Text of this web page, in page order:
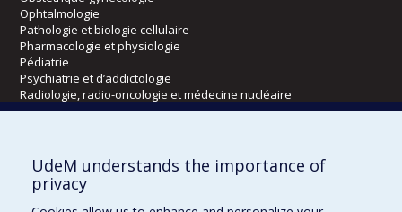
Ophtalmologie
Pathologie et biologie cellulaire
Pharmacologie et physiologie
Pédiatrie
Psychiatrie et d’addictologie
Radiologie, radio-oncologie et médecine nucléaire
Écoles
Kinésiologie et des sciences de l’activité physique
Orthophonie et audiologie
UdeM understands the importance of
privacy